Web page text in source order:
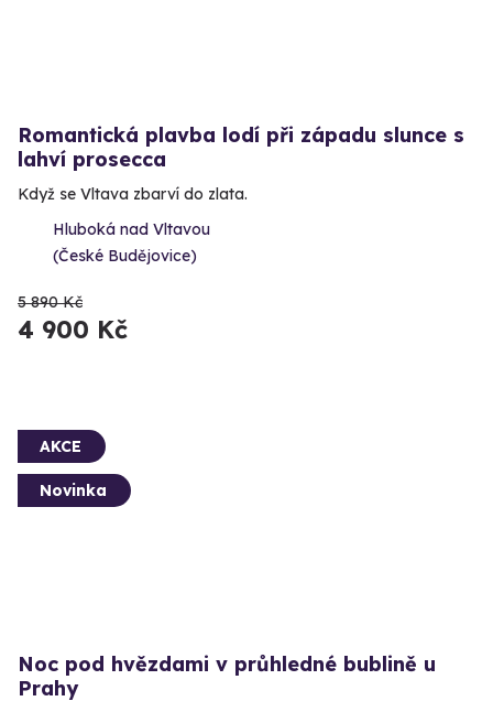
Romantická plavba lodí při západu slunce s
lahví prosecca
Když se Vltava zbarví do zlata.
Hluboká nad Vltavou
(České Budějovice)
5 890 Kč
4 900 Kč
AKCE
Novinka
Noc pod hvězdami v průhledné bublině u
Prahy